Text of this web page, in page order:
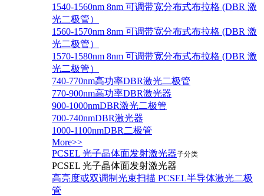
1540-1560nm 8nm 可调带宽分布式布拉格 (DBR 激
光二极管）
1560-1570nm 8nm 可调带宽分布式布拉格 (DBR 激
光二极管）
1570-1580nm 8nm 可调带宽分布式布拉格 (DBR 激
光二极管）
740-770nm高功率DBR激光二极管
770-900nm高功率DBR激光器
900-1000nmDBR激光二极管
700-740nmDBR激光器
1000-1100nmDBR二极管
More>>
PCSEL 光子晶体面发射激光器子分类
PCSEL 光子晶体面发射激光器
高亮度或双调制光束扫描 PCSEL半导体激光二极
管